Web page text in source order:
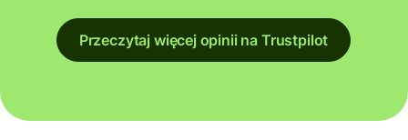
Przeczytaj więcej opinii na Trustpilot